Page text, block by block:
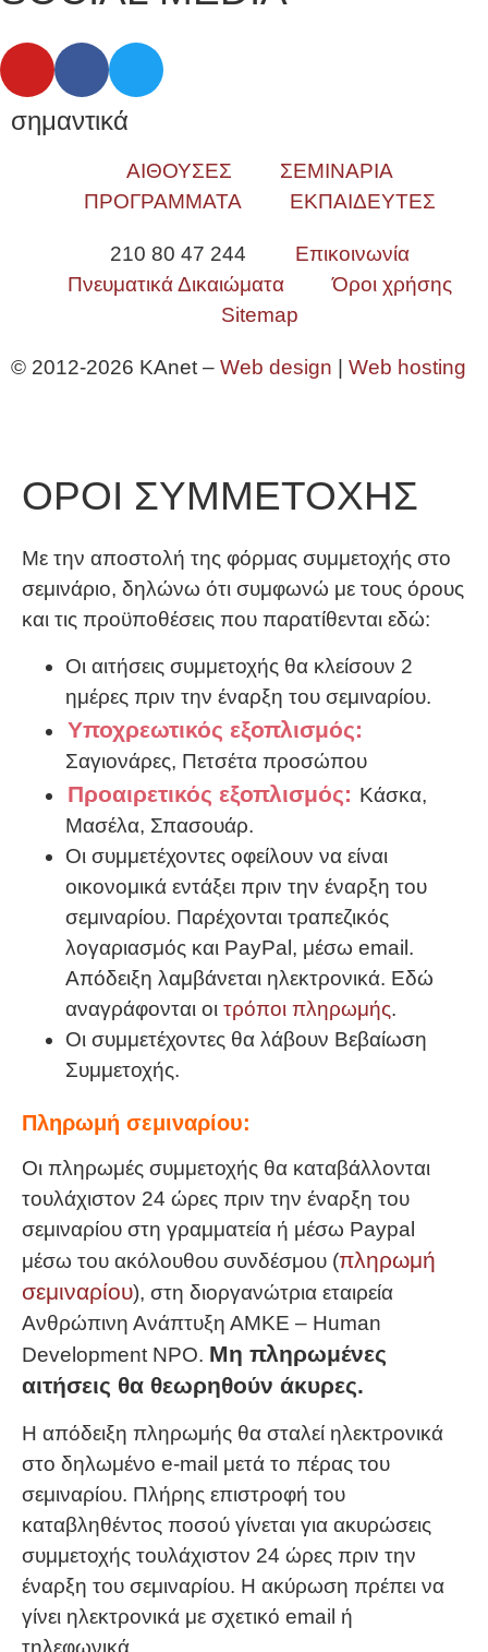
σημαντικά
ΑΙΘΟΥΣΕΣ
ΣΕΜΙΝΑΡΙΑ
ΠΡΟΓΡΑΜΜΑΤΑ
ΕΚΠΑΙΔΕΥΤΕΣ
210 80 47 244
Επικοινωνία
Πνευματικά Δικαιώματα
Όροι χρήσης
Sitemap
© 2012-2026 KAnet – Web design Web hosting
ΟΡΟΙ ΣΥΜΜΕΤΟΧΗΣ
Με την αποστολή της φόρμας συμμετοχής στο
σεμινάριο, δηλώνω ότι συμφωνώ με τους όρους
και τις προϋποθέσεις που παρατίθενται εδώ:
Οι αιτήσεις συμμετοχής θα κλείσουν 2
ημέρες πριν την έναρξη του σεμιναρίου.
Υποχρεωτικός εξοπλισμός:
Σαγιονάρες, Πετσέτα προσώπου
Προαιρετικός εξοπλισμός: Κάσκα,
Μασέλα, Σπασουάρ.
Οι συμμετέχοντες οφείλουν να είναι
οικονομικά εντάξει πριν την έναρξη του
σεμιναρίου. Παρέχονται τραπεζικός
λογαριασμός και PayPal, μέσω email.
Απόδειξη λαμβάνεται ηλεκτρονικά. Εδώ
αναγράφονται οι τρόποι πληρωμής.
Οι συμμετέχοντες θα λάβουν Βεβαίωση
Συμμετοχής.
Πληρωμή σεμιναρίου:
Οι πληρωμές συμμετοχής θα καταβάλλονται
τουλάχιστον 24 ώρες πριν την έναρξη του
σεμιναρίου στη γραμματεία ή μέσω Paypal
μέσω του ακόλουθου συνδέσμου (πληρωμή
σεμιναρίου), στη διοργανώτρια εταιρεία
Ανθρώπινη Ανάπτυξη ΑΜΚΕ – Human
Development NPO. Μη πληρωμένες
αιτήσεις θα θεωρηθούν άκυρες.
Η απόδειξη πληρωμής θα σταλεί ηλεκτρονικά
στο δηλωμένο e-mail μετά το πέρας του
σεμιναρίου. Πλήρης επιστροφή του
καταβληθέντος ποσού γίνεται για ακυρώσεις
συμμετοχής τουλάχιστον 24 ώρες πριν την
έναρξη του σεμιναρίου. Η ακύρωση πρέπει να
γίνει ηλεκτρονικά με σχετικό email ή
τηλεφωνικά.